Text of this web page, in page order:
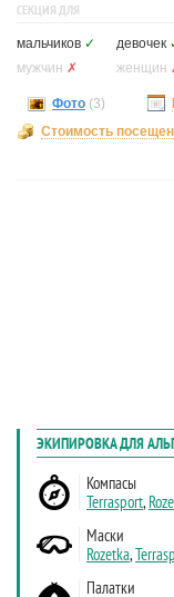
СЕКЦИЯ ДЛЯ
мальчиков ✓ девочек
мужчин ✗ женщин
Фото (3)
Стоимость